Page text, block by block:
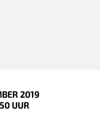
2019
UUR